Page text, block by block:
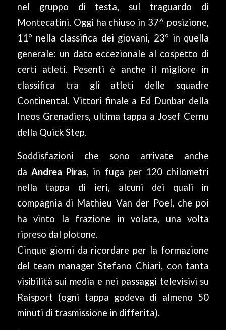
nel gruppo di testa, sul traguardo di
Montecatini. Oggi ha chiuso in 37^ posizione,
11° nella classifica dei giovani, 23° in quella
generale: un dato eccezionale al cospetto di
certi atleti. Pesenti è anche il migliore in
classifica tra gli atleti delle squadre
Continental. Vittori finale a Ed Dunbar della
Ineos Grenadiers, ultima tappa a Josef Cernu
della Quick Step.
Soddisfazioni che sono arrivate anche
da Andrea Piras, in fuga per 120 chilometri
nella tappa di ieri, alcuni dei quali in
compagnia di Mathieu Van der Poel, che poi
ha vinto la frazione in volata, una volta
ripreso dal plotone.
Cinque giorni da ricordare per la formazione
del team manager Stefano Chiari, con tanta
visibilità sui media e nei passaggi televisivi su
Raisport (ogni tappa godeva di almeno 50
minuti di trasmissione in differita).